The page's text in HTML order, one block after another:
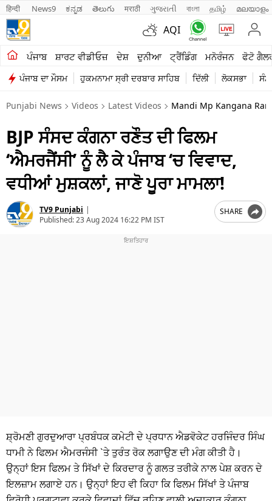
हिन्दी News9 ಕನ್ನಡ తెలుగు मराठी ગુજરાતી বাংলা தமிழ் മലയാളം
AQI
ਪੰਜਾਬ ਸ਼ਾਰਟ ਵੀਡੀਓਜ਼ ਦੇਸ਼ ਦੁਨੀਆ ਟ੍ਰੈਂਡਿੰਗ ਮਨੋਰੰਜਨ ਫੋਟੋ
ਪੰਜਾਬ ਦਾ ਮੌਸਮ ਹੁਕਮਨਾਮਾ ਸ੍ਰੀ ਦਰਬਾਰ ਸਾਹਿਬ ਦਿੱਲੀ ਲੋਕਸਭਾ
ਖੇਤੀਬਾੜੀ
ਸ਼ਾਰਟ ਵੀਡੀਓਜ਼
ਕਾਰੋਬਾਰ
ਕਰਿਅਰ
ਮਨੋਰੰਜਨ
ਦੇਸ਼
ਲਾਈਫ ਸਟਾਈਲ
ਚੋਣਾਂ 2026
Punjabi News Videos Latest Videos Mandi Mp Kangana
BJP ਸੰਸਦ ਕੰਗਨਾ ਰਣੌਤ ਦੀ ਫਿਲਮ
‘ਐਮਰਜੈਂਸੀ’ ਨੂੰ ਲੈ ਕੇ ਪੰਜਾਬ ‘ਚ ਵਿਵਾਦ,
ਵਧੀਆਂ ਮੁਸ਼ਕਲਾਂ, ਜਾਣੋ ਪੂਰਾ ਮਾਮਲਾ!
TV9 Punjabi |
Published:23 Aug 2024 16:22 PM IST
SHARE
ਸ਼੍ਰੋਮਣੀ ਗੁਰਦੁਆਰਾ ਪ੍ਰਬੰਧਕ ਕਮੇਟੀ ਦੇ ਪ੍ਰਧਾਨ ਐਡਵੋਕੇਟ ਹਰਜਿੰਦਰ ਸਿੰਘ
ਧਾਮੀ ਨੇ ਫਿਲਮ ਐਮਰਜੰਸੀ `ਤੇ ਤੁਰੰਤ ਰੋਕ ਲਗਾਉਣ ਦੀ ਮੰਗ ਕੀਤੀ ਹੈ।
ਉਨ੍ਹਾਂ ਇਸ ਫਿਲਮ ਤੇ ਸਿੱਖਾਂ ਦੇ ਕਿਰਦਾਰ ਨੂੰ ਗਲਤ ਤਰੀਕੇ ਨਾਲ ਪੇਸ਼ ਕਰਨ ਦੇ
ਇਲਜ਼ਾਮ ਲਗਾਏ ਹਨ। ਉਨ੍ਹਾਂ ਇਹ ਵੀ ਕਿਹਾ ਕਿ ਫਿਲਮ ਸਿੱਖਾਂ ਤੇ ਪੰਜਾਬ